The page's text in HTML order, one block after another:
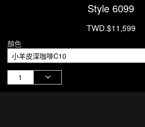
Style 6099
TWD.$11,599
顏色